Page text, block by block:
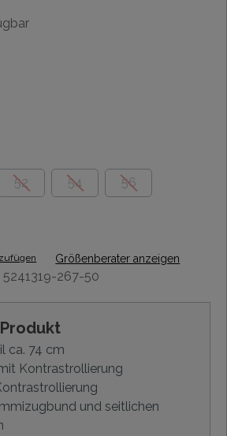
52 54 56
Größenberater anzeigen
5241319-267-50
ca. 74 cm
Kontrastrollierung
und seitlichen